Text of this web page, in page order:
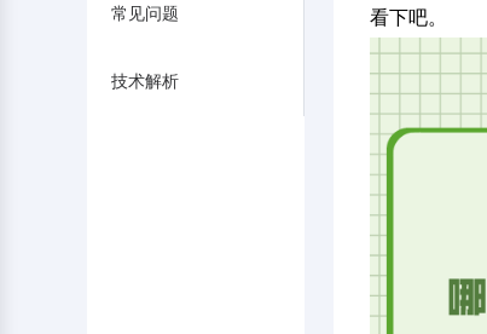
常见问题
技术解析
看下吧。